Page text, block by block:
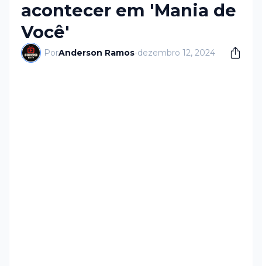
acontecer em 'Mania de
Você'
PorAnderson Ramos-dezembro 12, 2024